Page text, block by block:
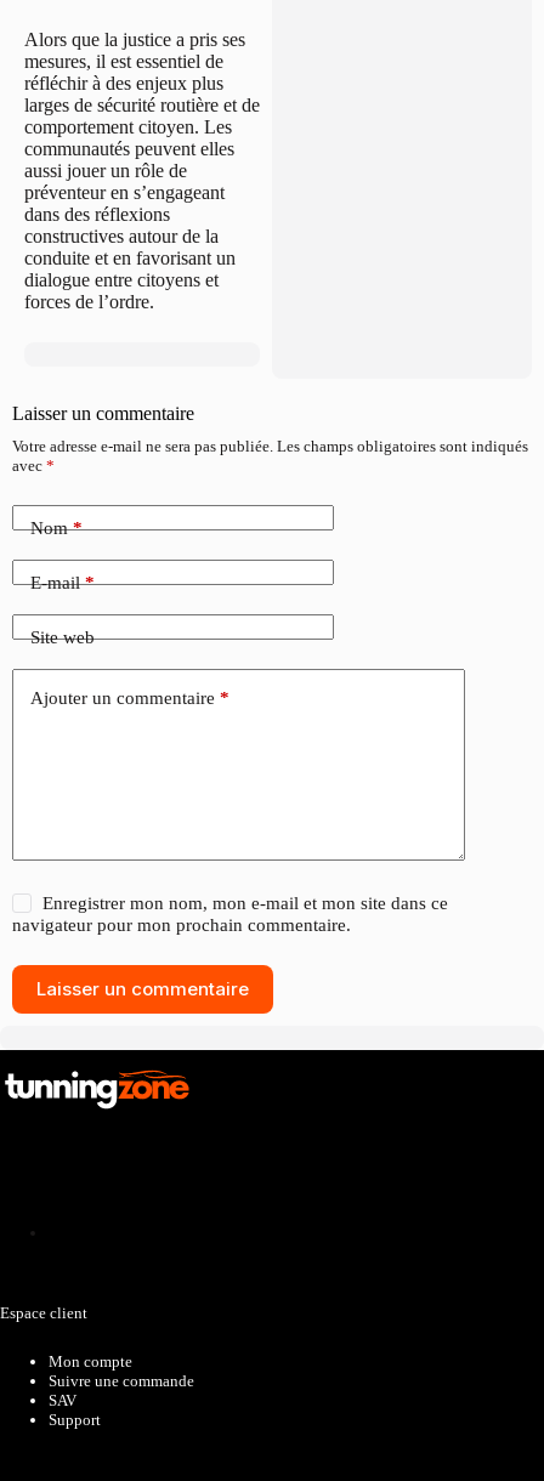
Alors que la justice a pris ses
mesures, il est essentiel de
réfléchir à des enjeux plus
larges de sécurité routière et de
comportement citoyen. Les
communautés peuvent elles
aussi jouer un rôle de
préventeur en s’engageant
dans des réflexions
constructives autour de la
conduite et en favorisant un
dialogue entre citoyens et
forces de l’ordre.
Laisser un commentaire
Votre adresse e-mail ne sera pas publiée. Les champs obligatoires sont indiqués
avec *
Nom*
E-mail*
Site web
Ajouter un commentaire *
Enregistrer mon nom, mon e-mail et mon site dans ce
navigateur pour mon prochain commentaire.
Laisser un commentaire
Espace client
Mon compte
Suivre une commande
SAV
Support